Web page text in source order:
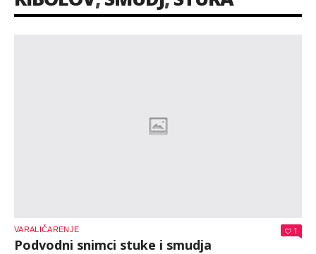
VARALIČARENJE 1
Podvodni snimci stuke i smudja